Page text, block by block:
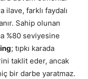
ilave, farklı faydalı
Sahip olunan
%80 seviyesine
; tıpkı karada
taklit eder, ancak
bir darbe yaratmaz.